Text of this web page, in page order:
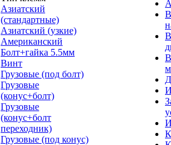
Азиатский
(стандартные)
Азиатский (узкие)
Американский
Болт+гайка 5.5мм
Винт
Грузовые (под болт)
Грузовые
(конус+болт)
Грузовые
(конус+болт
переходник)
Грузовые (под конус)